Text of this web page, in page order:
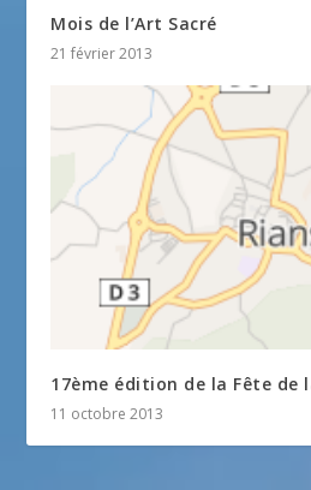
Mois de l’Art Sacré
21 février 2013
17ème édition de la Fête de
11 octobre 2013